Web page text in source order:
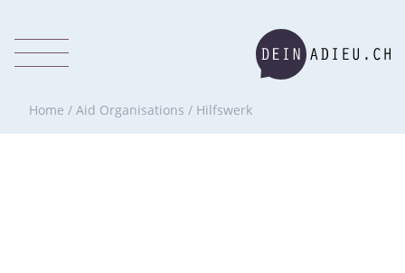
Home / Aid Organisations / Hilfswerk